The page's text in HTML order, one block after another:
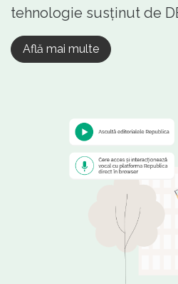
tehnologie susținut de
Află mai multe